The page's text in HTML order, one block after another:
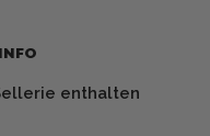
enthalten